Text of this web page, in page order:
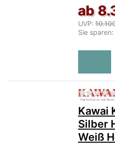
ab
UVP:
Sie sparen:
Kawai
Silber
Weiß